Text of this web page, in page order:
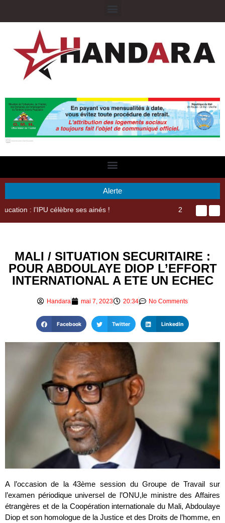
Alerte
29ème Assemblée Générale Ordinaire de l’Union Nyèsigiso : L’encours total des dépôts des membres passé de 18 milliards en 2024 à 21 milliards en 2025
MALI / SITUATION SECURITAIRE :
POUR ABDOULAYE DIOP L’EFFORT
INTERNATIONAL A ETE UN ECHEC
Handara mai 7, 2023 20:34 No Comments
Facebook Twitter LinkedIn
A l’occasion de la 43ème session du Groupe de Travail sur
l’examen périodique universel de l’ONU,le ministre des Affaires
étrangères et de la Coopération internationale du Mali, Abdoulaye
Diop et son homologue de la Justice et des Droits de l’homme, en